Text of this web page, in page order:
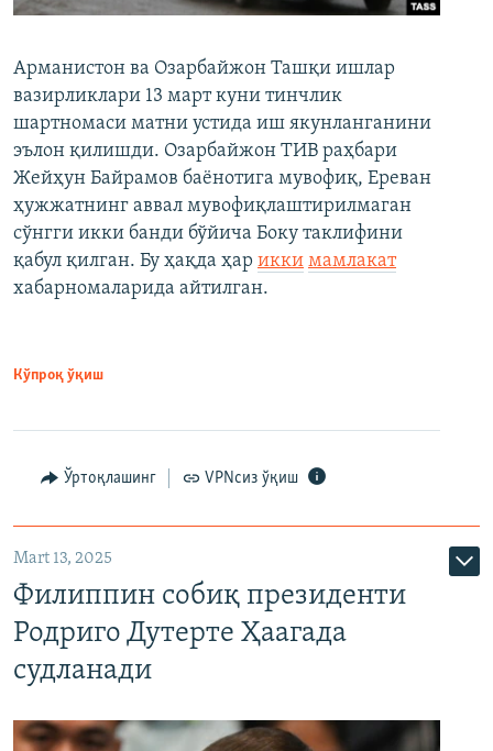
Арманистон ва Озарбайжон Ташқи ишлар
вазирликлари 13 март куни тинчлик
шартномаси матни устида иш якунланганини
эълон қилишди. Озарбайжон ТИВ раҳбари
Жейҳун Байрамов баёнотига мувофиқ, Ереван
ҳужжатнинг аввал мувофиқлаштирилмаган
сўнгги икки банди бўйича Боку таклифини
қабул қилган. Бу ҳақда ҳар икки мамлакат
хабарномаларида айтилган.
Кўпроқ ўқиш
Ўртоқлашинг VPNсиз ўқиш
Mart 13, 2025
Филиппин собиқ президенти
Родриго Дутерте Ҳаагада
судланади